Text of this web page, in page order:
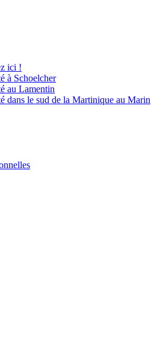
ici !
à Schoelcher
au Lamentin
dans le sud de la Martinique au Marin